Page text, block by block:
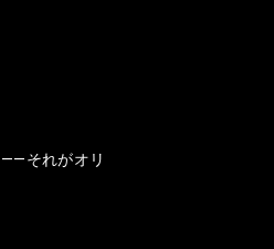
——それがオリ